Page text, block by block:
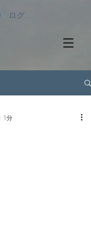
ログイン
1分